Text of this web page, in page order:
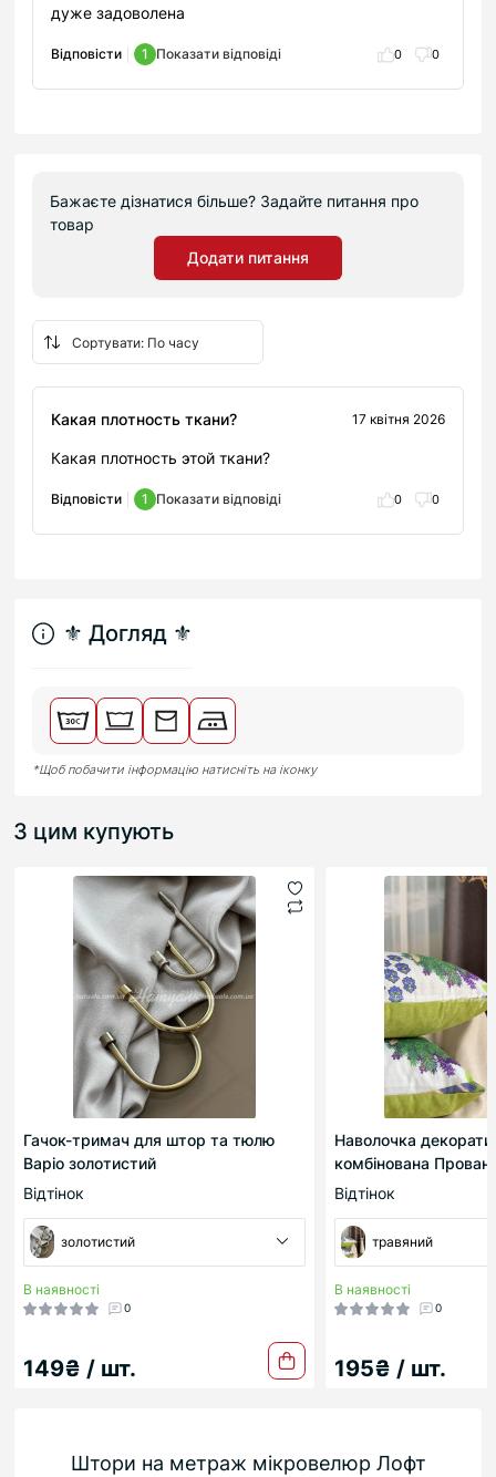
дуже задоволена
Відповісти 1 Показати відповіді 0 0
Бажаєте дізнатися більше? Задайте питання про
товар
Додати питання
Какая плотность ткани? 17 квітня 2026
Какая плотность этой ткани?
Відповісти 1 Показати відповіді 0 0
⚜︎ Догляд ⚜︎
*Щоб побачити інформацію натисніть на іконку
З цим купують
Гачок-тримач для штор та тюлю
Варіо золотистий
Відтінок
золотистий
В наявності
0
149₴ / шт.
Наволочка
комбінована
Відтінок
травяний
В наявності
0
195₴ / шт.
Штори на метраж мікровелюр Лофт